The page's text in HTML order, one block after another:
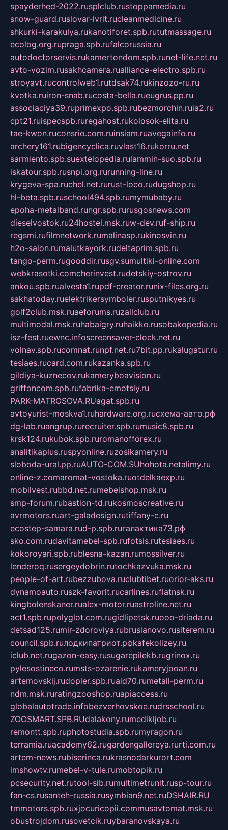
spayderhed-2022.rusplclub.rustoppamedia.ru
snow-guard.ruslovar-ivrit.rucleanmedicine.ru
shkurki-karakulya.rukanotiforet.spb.rututmassage.ru
ecolog.org.rupraga.spb.rufalcorussia.ru
autodoctorservis.rukamertondom.spb.runet-life.net.ru
avto-vozim.rusakhcamera.rualliance-electro.spb.ru
stroyavt.rucontrolweb1.rutdsak74.rukinzozo-ru.ru
kvotka.ruiron-snab.rucosta-bella.rueugrus.pp.ru
associaciya39.ruprimexpo.spb.rubezmorchin.ruia2.ru
cpt21.ruispecspb.ruregahost.rukolosok-elita.ru
tae-kwon.ruconsrio.com.ruinsiam.ruavegainfo.ru
archery161.rubigencyclica.ruvlast16.rukorru.net
sarmiento.spb.suextelopedia.rulammin-suo.spb.ru
iskatour.spb.rusnpi.org.rurunning-line.ru
krygeva-spa.ruchel.net.rurust-loco.rudugshop.ru
hl-beta.spb.ruschool494.spb.rumymubaby.ru
epoha-metalband.rungr.spb.rurusgosnews.com
dieselvostok.ru24hostel.msk.ruw-dev.ruf-ship.ru
regsmi.rufilmnetwork.rumalinasp.rukinosvin.ru
h2o-salon.rumalutkayork.rudeltaprim.spb.ru
tango-perm.rugooddir.rusgv.sumultiki-online.com
webkrasotki.comcherinvest.rudetskiy-ostrov.ru
ankou.spb.rualvesta1.rupdf-creator.runix-files.org.ru
sakhatoday.ruelektrikersymboler.rusputnikyes.ru
golf2club.msk.ruaeforums.ruzallclub.ru
multimodal.msk.ruhabaigry.ruhaikko.rusobakopedia.ru
isz-fest.ruewnc.infoscreensaver-clock.net.ru
volnav.spb.rucomnat.runpf.net.ru7bit.pp.rukalugatur.ru
tesiaes.rucard.com.rukazanka.spb.ru
gildiya-kuznecov.rukameryboavision.ru
griffoncom.spb.rufabrika-emotsiy.ru
PARK-MATROSOVA.RUagat.spb.ru
avtoyurist-moskva1.ruhardware.org.ruсхема-авто.рф
dg-lab.ruangrup.rurecruiter.spb.rumusic8.spb.ru
krsk124.rukubok.spb.ruromanofforex.ru
analitikaplus.ruspyonline.ruzosikamery.ru
sloboda-ural.pp.ruAUTO-COM.SUhohota.netalimy.ru
online-z.comaromat-vostoka.ruotdelkaexp.ru
mobilvest.rubbd.net.rumebelshop.msk.ru
smp-forum.rubastion-td.rukosmoscreative.ru
avrmotors.ruart-galadesign.rutiffany-c.ru
ecostep-samara.rud-p.spb.ruгалактика73.рф
sko.com.rudavitamebel-spb.rufotsis.rutesiaes.ru
kokoroyari.spb.rublesna-kazan.rumossilver.ru
lenderoq.rusergeydobrin.rutochkazvuka.msk.ru
people-of-art.rubezzubova.ruclubtibet.ruorior-aks.ru
dynamoauto.ruszk-favorit.rucarlines.ruflatnsk.ru
kingbolenskaner.rualex-motor.ruastroline.net.ru
act1.spb.rupolyglot.com.rugidlipetsk.ruooo-driada.ru
detsad125.rumir-zdoroviya.rubruslanovo.rusiterem.ru
council.spb.ruлодкипатриот.рфkafekolizey.ru
iclub.net.rugazon-easy.rusugarepilekb.rugrinox.ru
pylesostineco.rumsts-ozarenie.rukameryjooan.ru
artemovskij.rudopler.spb.ruaid70.rumetall-perm.ru
ndm.msk.ruratingzooshop.ruapiaccess.ru
globalautotrade.infobezverhovskoe.rudrsschool.ru
ZOOSMART.SPB.RUdalakony.rumedikijob.ru
remontt.spb.ruphotostudia.spb.rumyragon.ru
terramia.ruacademy62.rugardengallereya.rurti.com.ru
artem-news.rubiserinca.rukrasnodarkurort.com
imshowtv.rumebel-v-tule.rumobtopik.ru
pcsecurity.net.rutool-sib.rumultimetrunit.rusp-tour.ru
fan-cs.rusanteh-russia.rusymbian9.net.ruDSHAIR.RU
tmmotors.spb.ruxjocuricopii.commusavtomat.msk.ru
obustrojdom.rusovetcik.ruybaranovskaya.ru